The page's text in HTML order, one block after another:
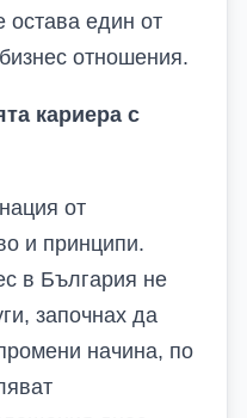
остава един от
отношения.
кариера с
от
и принципи.
в България не
започнах да
начина, по